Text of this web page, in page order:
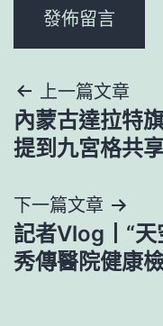
文
章
覽
上一篇文章
內蒙古達拉特
提到九宮格共
下一篇文章
記者Vlog丨“天
秀傳醫院健康